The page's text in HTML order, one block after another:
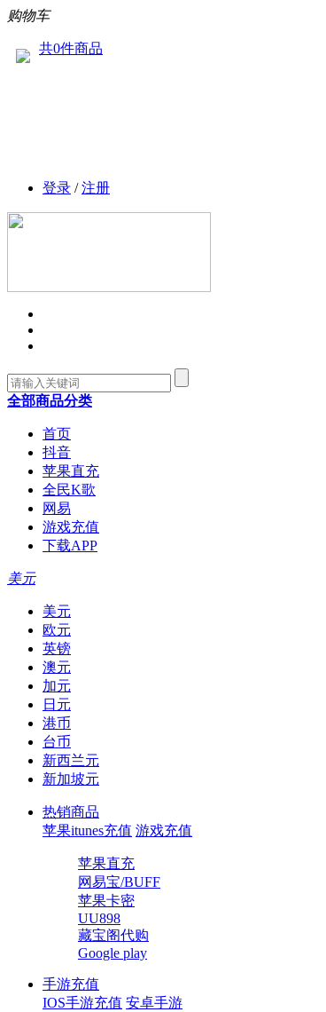
购物车
共0件商品
登录 /注册
全部商品分类
首页
抖音
苹果直充
全民K歌
网易
游戏充值
下载APP
美元
美元
欧元
英镑
澳元
加元
日元
港币
台币
新西兰元
新加坡元
热销商品
苹果itunes充值 游戏充值
苹果直充
网易宝/BUFF
苹果卡密
UU898
藏宝阁代购
Google play
手游充值
IOS手游充值 安卓手游